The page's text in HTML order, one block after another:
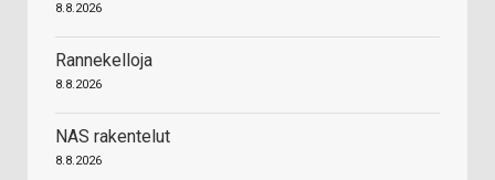
8.8.2026
Rannekelloja
8.8.2026
NAS rakentelut
8.8.2026